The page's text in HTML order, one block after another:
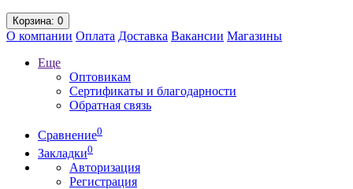
Корзина: 0
О компании Оплата Доставка Вакансии Магазины
Еще
Оптовикам
Сертификаты и благодарности
Обратная связь
Сравнение0
Закладки0
Авторизация
Регистрация